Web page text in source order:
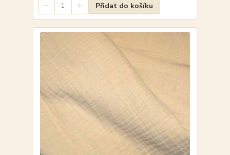
Přidat do košíku